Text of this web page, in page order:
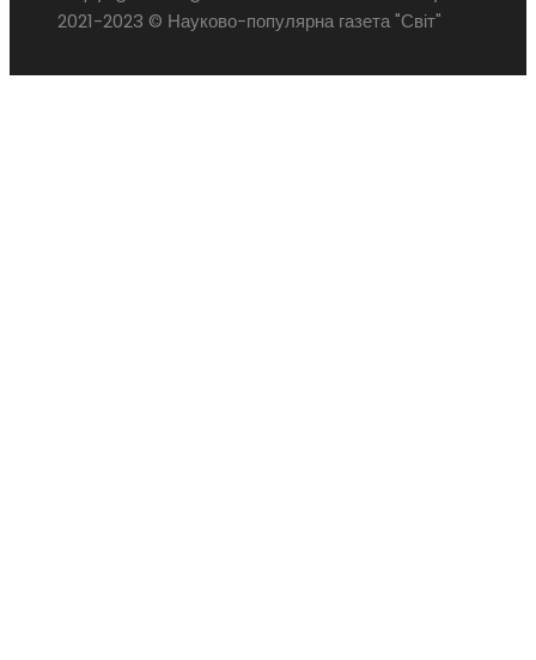
2021-2023 © Науково-популярна газета "Світ"